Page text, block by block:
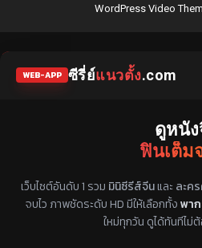
WordPress Video
WEB-APP ซีรี่ย์แนวตั้ง.com
ดูหนั
ฟินเต็ม
แหล่งรวมซีรี่ย์จีนแนวตั้ง พากย์ไท
เว็บไซต์อันดับ 1 รวม มินิซีรีส์จีนและ ละค
จบไว ภาพชัดระดับ HD มีให้เลือกทั้งพา
ใหม่ทุกวัน ดูได้ทันทีไม่